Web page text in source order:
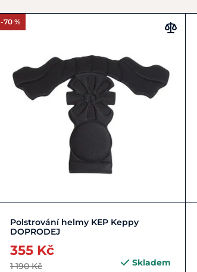
-70 %
Zobrazit detail
Polstrování helmy KEP Keppy
DOPRODEJ
355 Kč
1 190 Kč Skladem